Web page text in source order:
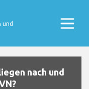
und
nach und